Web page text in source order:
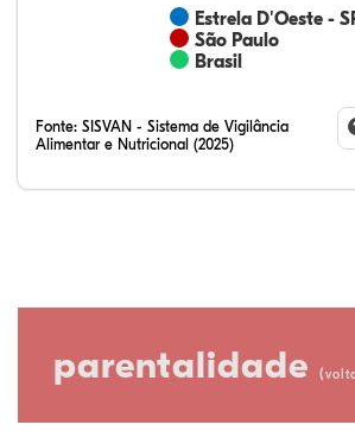
Estrela D'Oeste -
São Paulo
Brasil
Fonte: SISVAN - Sistema de Vigilância
Alimentar e Nutricional (2025)
parentalidade (